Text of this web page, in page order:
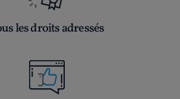
les droits adressés